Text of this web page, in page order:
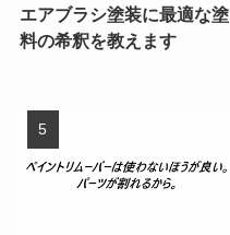
エアブラシ塗装に最適な塗
料の希釈を教えます